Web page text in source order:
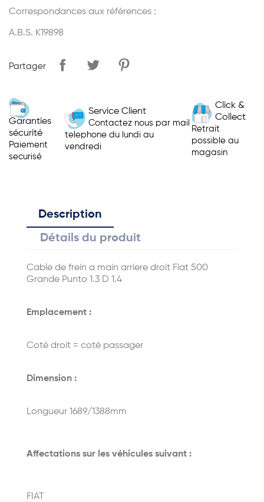
Correspondances aux références :
A.B.S. K19898
Partager
Garanties
sécurité
Paiement
securisé
Service Client
Contactez nous par mail
telephone du lundi au
vendredi
Click &
Collect
Retrait
possible au
magasin
Description
Détails du produit
Cable de frein a main arriere droit Fiat 500
Grande Punto 1.3 D 1.4
Emplacement :
Coté droit = coté passager
Dimension :
Longueur 1689/1388mm
Affectations sur les véhicules suivant :
FIAT